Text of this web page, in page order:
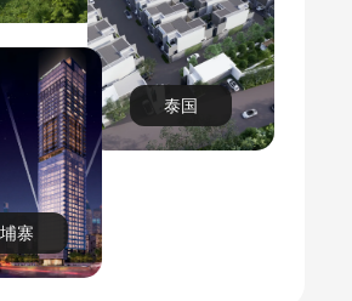
泰国
寨